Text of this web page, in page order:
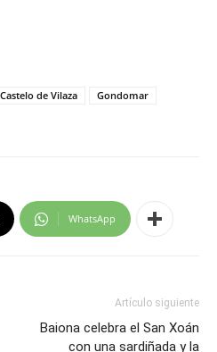
de Vilaza
Gondomar
WhatsApp
Artículo siguiente
Baiona celebra el San Xoán
con una sardiñada y la